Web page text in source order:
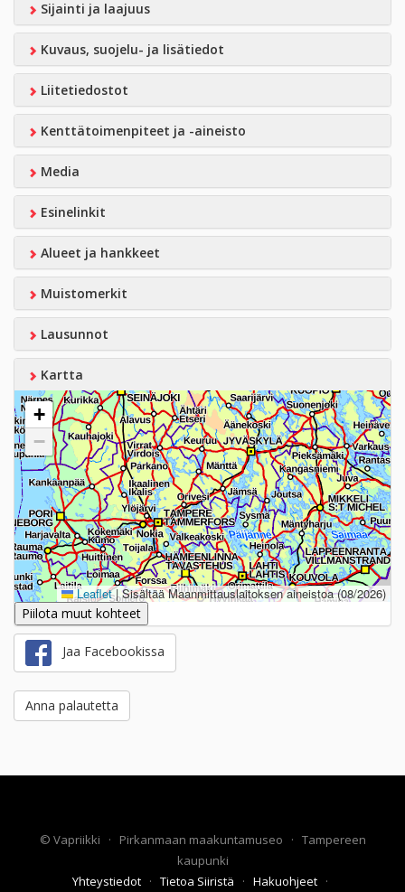
Sijainti ja laajuus
Kuvaus, suojelu- ja lisätiedot
Liitetiedostot
Kenttätoimenpiteet ja -aineisto
Media
Esinelinkit
Alueet ja hankkeet
Muistomerkit
Lausunnot
Kartta
+
−
Leaflet |Sisältää Maanmittauslaitoksen aineistoa (08/2026)
Piilota muut kohteet
Jaa Facebookissa
Anna palautetta
© Vapriikki · Pirkanmaan maakuntamuseo · Tampereen
kaupunki
Yhteystiedot · Tietoa Siiristä · Hakuohjeet ·